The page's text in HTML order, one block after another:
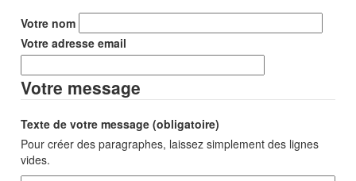
Votre nom
Votre adresse email
Votre message
Texte de votre message (obligatoire)
Pour créer des paragraphes, laissez simplement des lignes
vides.